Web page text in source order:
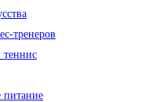
тренеров
теннис
питание